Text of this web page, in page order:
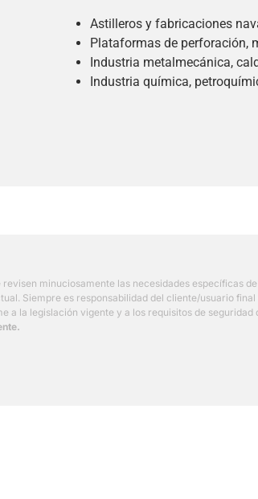
Astilleros y fabricaciones
Plataformas de perforación,
Industria metalmecánica,
Industria química,
minuciosamente las necesidades específicas
Siempre es responsabilidad del cliente/usuario
la legislación vigente y a los requisitos de seguridad